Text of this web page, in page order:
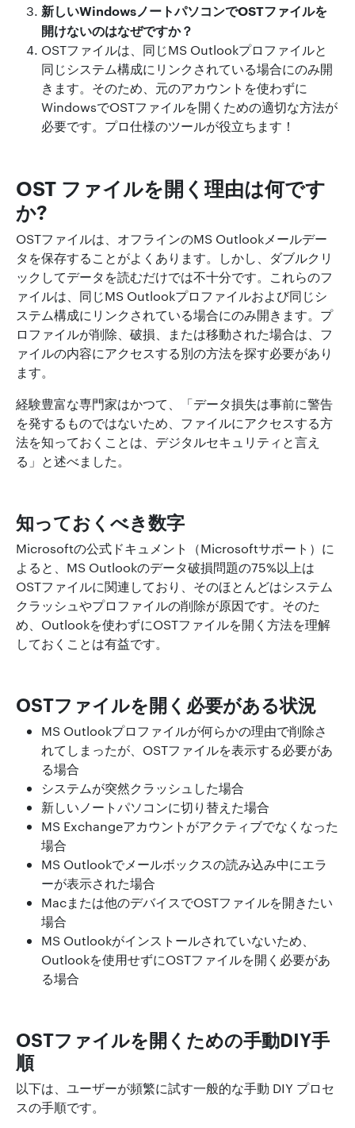
新しいWindowsノートパソコンでOSTファイルを
開けないのはなぜですか？
OSTファイルは、同じMS Outlookプロファイルと
同じシステム構成にリンクされている場合にのみ開
きます。そのため、元のアカウントを使わずに
WindowsでOSTファイルを開くための適切な方法が
必要です。プロ仕様のツールが役立ちます！
OST ファイルを開く理由は何です
か?
OSTファイルは、オフラインのMS Outlookメールデー
タを保存することがよくあります。しかし、ダブルクリ
ックしてデータを読むだけでは不十分です。これらのフ
ァイルは、同じMS Outlookプロファイルおよび同じシ
ステム構成にリンクされている場合にのみ開きます。プ
ロファイルが削除、破損、または移動された場合は、フ
ァイルの内容にアクセスする別の方法を探す必要があり
ます。
経験豊富な専門家はかつて、「データ損失は事前に警告
を発するものではないため、ファイルにアクセスする方
法を知っておくことは、デジタルセキュリティと言え
る」と述べました。
知っておくべき数字
Microsoftの公式ドキュメント（Microsoftサポート）に
よると、MS Outlookのデータ破損問題の75%以上は
OSTファイルに関連しており、そのほとんどはシステム
クラッシュやプロファイルの削除が原因です。そのた
め、Outlookを使わずにOSTファイルを開く方法を理解
しておくことは有益です。
OSTファイルを開く必要がある状況
MS Outlookプロファイルが何らかの理由で削除さ
れてしまったが、OSTファイルを表示する必要があ
る場合
システムが突然クラッシュした場合
新しいノートパソコンに切り替えた場合
MS Exchangeアカウントがアクティブでなくなった
場合
MS Outlookでメールボックスの読み込み中にエラ
ーが表示された場合
Macまたは他のデバイスでOSTファイルを開きたい
場合
MS Outlookがインストールされていないため、
Outlookを使用せずにOSTファイルを開く必要があ
る場合
OSTファイルを開くための手動DIY手
順
以下は、ユーザーが頻繁に試す一般的な手動 DIY プロセ
スの手順です。